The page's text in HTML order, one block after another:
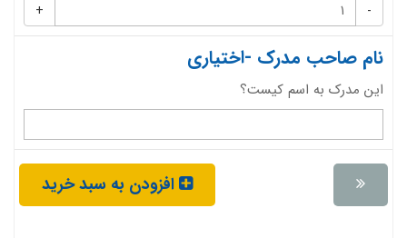
-
+
نام صاحب مدرک -اختیاری
این مدرک به اسم کیست؟
افزودن به سبد خرید